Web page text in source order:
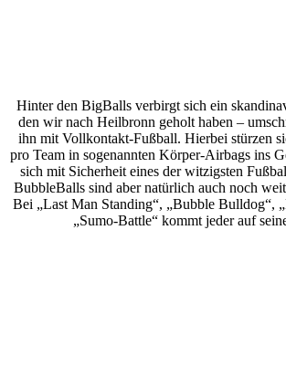
Hinter den BigBalls verbirgt sich ein
den wir nach Heilbronn geholt haben –
ihn mit Vollkontakt-Fußball. Hierbei stürzen
pro Team in sogenannten Körper-Airbags ins
sich mit Sicherheit eines der witzigsten
BubbleBalls sind aber natürlich auch noch
Bei „Last Man Standing“, „Bubble Bulldog“,
„Sumo-Battle“ kommt jeder auf